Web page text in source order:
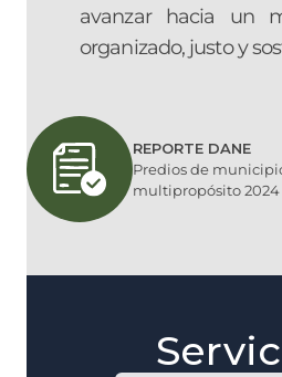
avanzar hacia un
organizado, justo y
REPORTE DANE
Predios de
multipropósito 2024